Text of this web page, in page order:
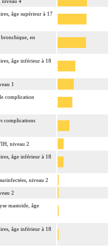
âge supérieur à 17
en
âge inférieur à 18
1
complication
complications
niveau 2
âge inférieur à 18
niveau 2
2
mastoïde, âge
âge inférieur à 18